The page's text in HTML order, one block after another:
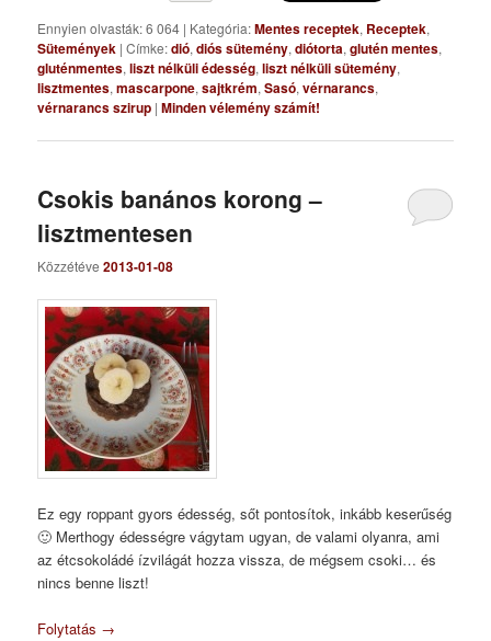
Ennyien olvasták: 6 064 | Kategória:Mentes receptek, Receptek,
Sütemények |Címke:dió,diós sütemény,diótorta,glutén mentes,
gluténmentes,liszt nélküli édesség,liszt nélküli sütemény,
lisztmentes,mascarpone,sajtkrém,Sasó,vérnarancs,
vérnarancs szirup |Minden vélemény számít!
Csokis banános korong –
lisztmentesen
Közzétéve2013-01-08
Ez egy roppant gyors édesség, sőt pontosítok, inkább keserűség
🙂 Merthogy édességre vágytam ugyan, de valami olyanra, ami
az étcsokoládé ízvilágát hozza vissza, de mégsem csoki… és
nincs benne liszt!
Folytatás →